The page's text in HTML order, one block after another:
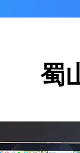
蜀